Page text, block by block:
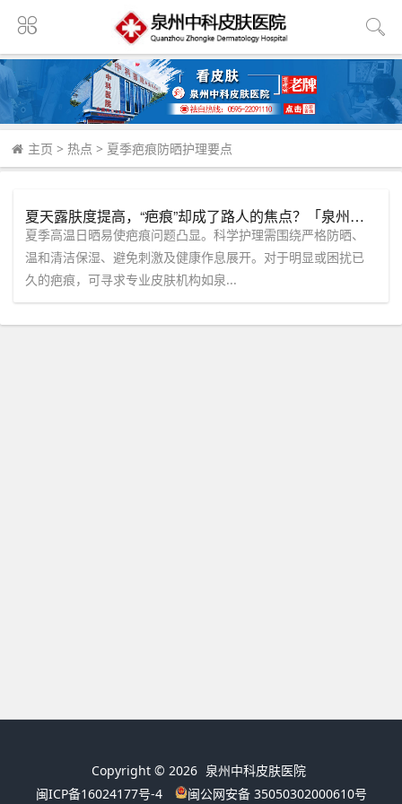
主页 > 热点 > 夏季疤痕防晒护理要点
夏天露肤度提高，“疤痕”却成了路人的焦点？「泉州中科皮肤医院」揭秘：夏季护理与干预全攻略
夏季高温日晒易使疤痕问题凸显。科学护理需围绕严格防晒、
温和清洁保湿、避免刺激及健康作息展开。对于明显或困扰已
久的疤痕，可寻求专业皮肤机构如泉...
Copyright © 2026 泉州中科皮肤医院
闽ICP备16024177号-4
闽公网安备 35050302000610号